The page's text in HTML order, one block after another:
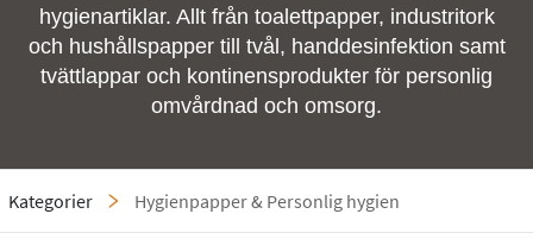
hygienartiklar. Allt från toalettpapper, industritork
och hushållspapper till tvål, handdesinfektion samt
tvättlappar och kontinensprodukter för personlig
omvårdnad och omsorg.
Kategorier Hygienpapper & Personlig hygien